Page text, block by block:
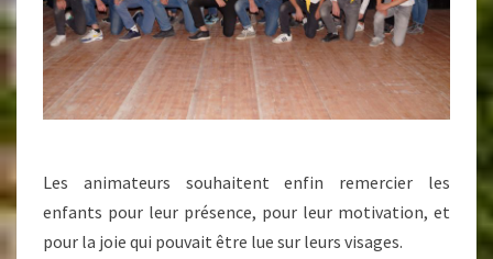
Les animateurs souhaitent enfin remercier les
enfants pour leur présence, pour leur motivation, et
pour la joie qui pouvait être lue sur leurs visages.